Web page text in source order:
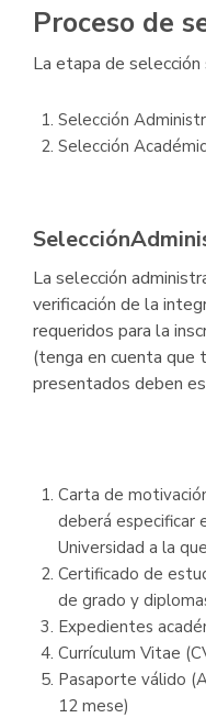
Proceso de
La etapa de
Selección
Selección
La selección
verificación de la
requeridos para la
(tenga en cuenta
presentados deben
Carta de
deberá especificar
Universidad a la
Certificado de
de grado y
Expedientes
Currículum Vitae
Pasaporte válido
12 mese)